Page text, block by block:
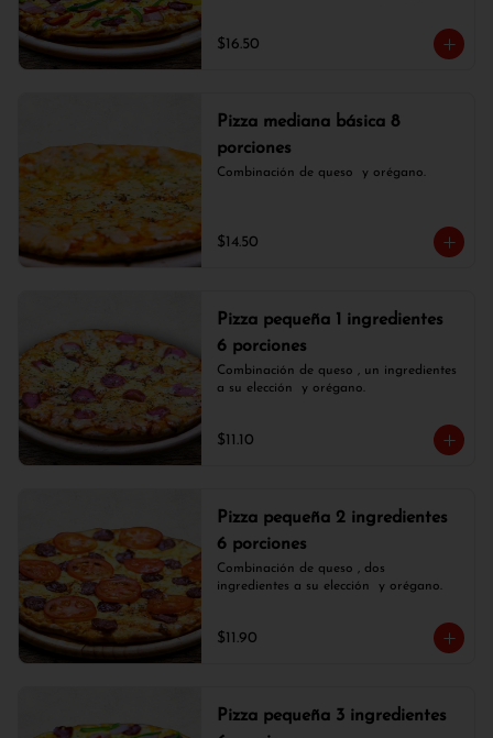
$16.50
Pizza mediana básica 8
porciones
Combinación de queso  y orégano.
$14.50
Pizza pequeña 1 ingredientes
6 porciones
Combinación de queso , un ingredientes
a su elección  y orégano.
$11.10
Pizza pequeña 2 ingredientes
6 porciones
Combinación de queso , dos
ingredientes a su elección  y orégano.
$11.90
Pizza pequeña 3 ingredientes